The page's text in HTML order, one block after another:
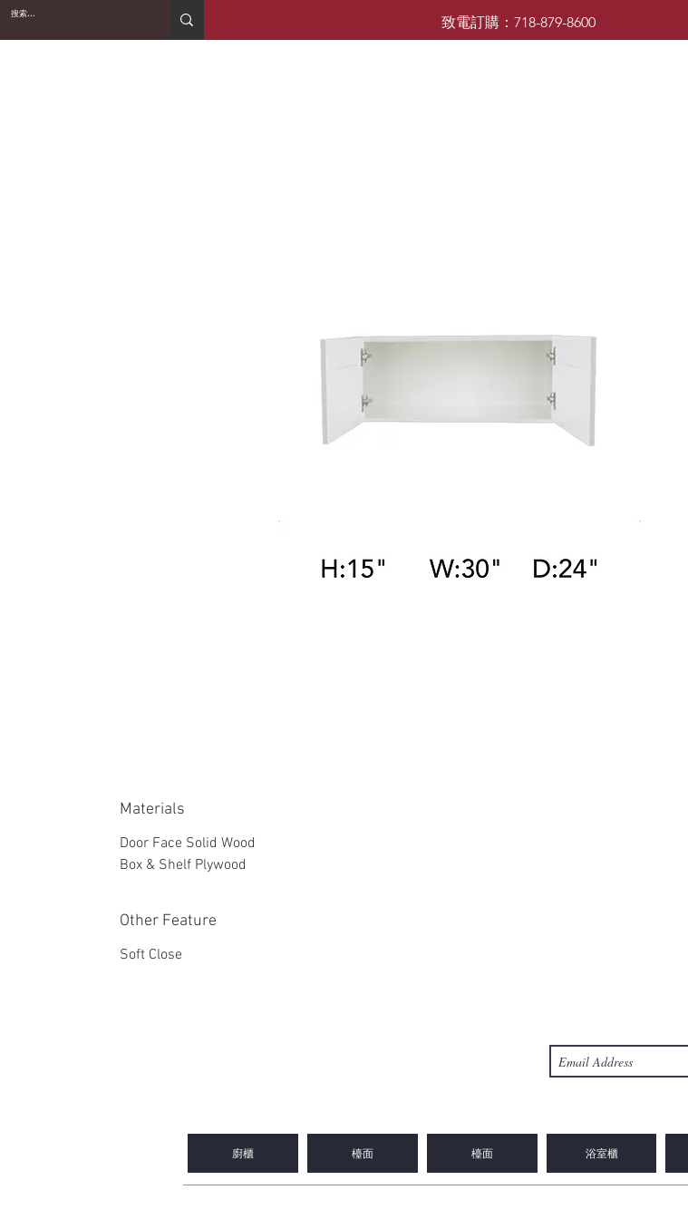
致電訂購：718-879-8600
Materials
Door Face Solid Wood
Box & Shelf Plywood
Other Feature
Soft Close
廚櫃 檯面 檯面 浴室櫃